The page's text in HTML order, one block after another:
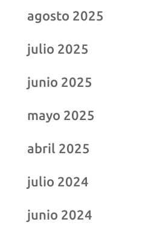
agosto 2025
julio 2025
junio 2025
mayo 2025
abril 2025
julio 2024
junio 2024